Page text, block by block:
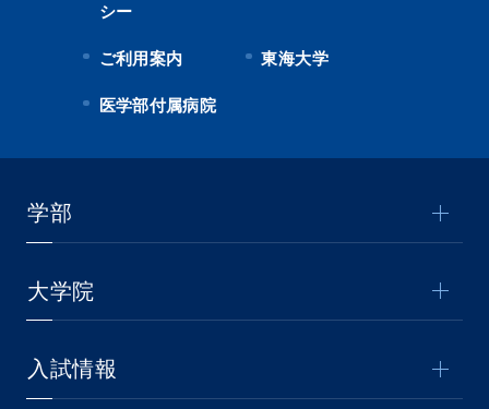
シー
ご利用案内 東海大学
医学部付属病院
学部
大学院
入試情報